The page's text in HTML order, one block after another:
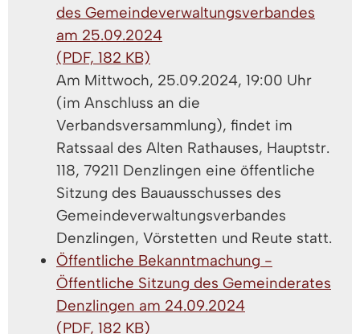
des Gemeindeverwaltungsverbandes
am 25.09.2024
(PDF, 182 KB)
Am Mittwoch, 25.09.2024, 19:00 Uhr
(im Anschluss an die
Verbandsversammlung), findet im
Ratssaal des Alten Rathauses, Hauptstr.
118, 79211 Denzlingen eine öffentliche
Sitzung des Bauausschusses des
Gemeindeverwaltungsverbandes
Denzlingen, Vörstetten und Reute statt.
Öffentliche Bekanntmachung -
Öffentliche Sitzung des Gemeinderates
Denzlingen am 24.09.2024
(PDF, 182 KB)